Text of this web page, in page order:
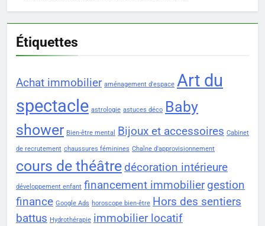
Étiquettes
Achat immobilier aménagement d'espace Art du
spectacle astrologie astuces déco Baby
shower Bien-être mental Bijoux et accessoires Cabinet
de recrutement chaussures féminines Chaîne d'approvisionnement
cours de théâtre décoration intérieure
développement enfant financement immobilier gestion
finance Google Ads horoscope bien-être Hors des sentiers
battus Hydrothérapie immobilier locatif